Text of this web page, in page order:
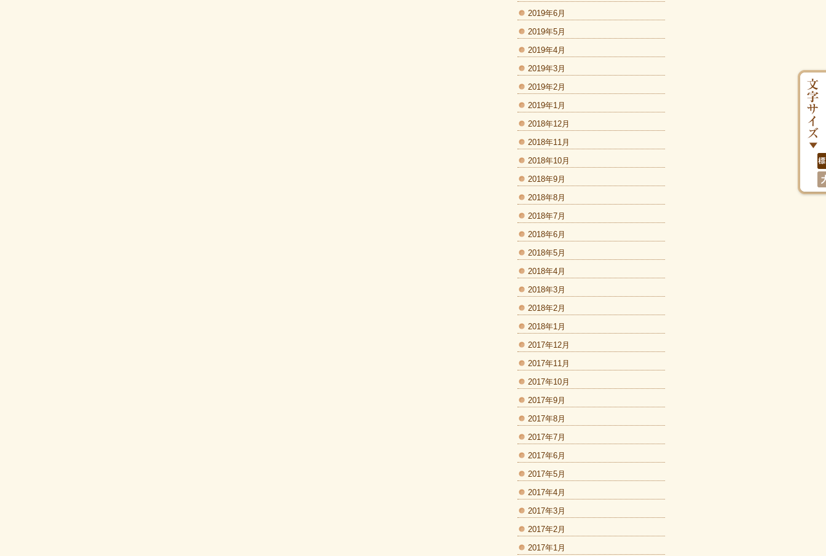
2019年6月
2019年5月
2019年4月
2019年3月
2019年2月
2019年1月
2018年12月
2018年11月
2018年10月
2018年9月
2018年8月
2018年7月
2018年6月
2018年5月
2018年4月
2018年3月
2018年2月
2018年1月
2017年12月
2017年11月
2017年10月
2017年9月
2017年8月
2017年7月
2017年6月
2017年5月
2017年4月
2017年3月
2017年2月
2017年1月